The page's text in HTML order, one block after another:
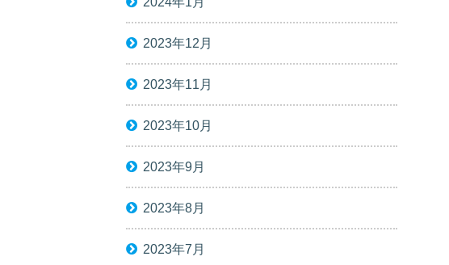
2023年12月
2023年11月
2023年10月
2023年9月
2023年8月
2023年7月